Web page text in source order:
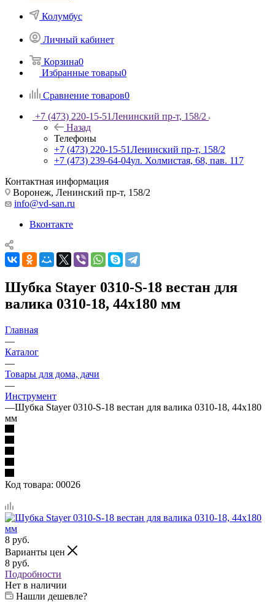
Колумбус
Личный кабинет
Корзина0
Избранные товары0
Сравнение товаров0
+7 (473) 220-15-51Ленинский пр-т, 158/2
Назад
Телефоны
+7 (473) 220-15-51Ленинский пр-т, 158/2
+7 (473) 239-64-04ул. Холмистая, 68, пав. 117
Контактная информация
Воронеж, Ленинский пр-т, 158/2
info@vd-san.ru
Вконтакте
Шубка Stayer 0310-S-18 вестан для
валика 0310-18, 44х180 мм
Главная
—
Каталог
—
Товары для дома, дачи
—
Инструмент
—Шубка Stayer 0310-S-18 вестан для валика 0310-18, 44х180
мм
Код товара: 00026
8 руб.
Варианты цен
8 руб.
Подробности
Нет в наличии
Нашли дешевле?